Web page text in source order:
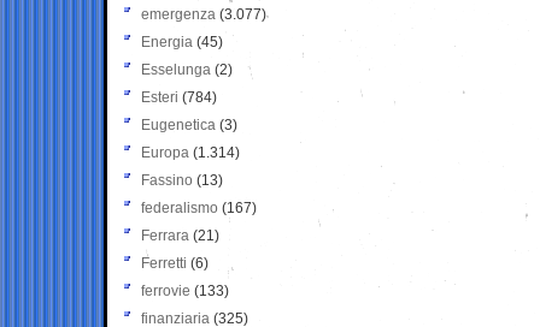
emergenza (3.077)
Energia (45)
Esselunga (2)
Esteri (784)
Eugenetica (3)
Europa (1.314)
Fassino (13)
federalismo (167)
Ferrara (21)
Ferretti (6)
ferrovie (133)
finanziaria (325)